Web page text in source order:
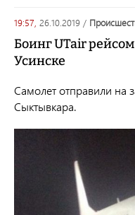
19:57, 26.10.2019 /
Боинг UTair
Усинске
Самолет отправили на
Сыктывкара.